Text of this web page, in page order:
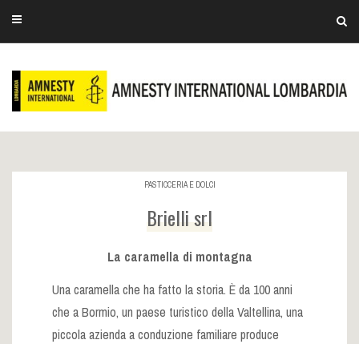
PASTICCERIA E DOLCI
Brielli srl
La caramella di montagna
Una caramella che ha fatto la storia. È da 100 anni
che a Bormio, un paese turistico della Valtellina, una
piccola azienda a conduzione familiare produce